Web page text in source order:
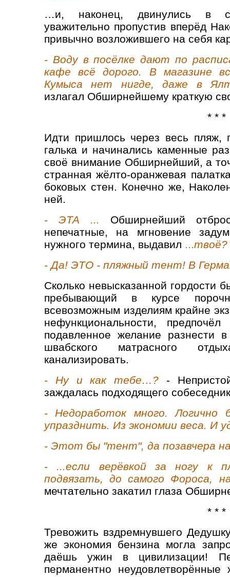
…и, наконец, двинулись в
уважительно пропустив вперёд
привычно возложившего на себя
- Воду в посёлке дают по
кафе всё дорого. В магазине
Кумыса нет нигде, даже в
излагал Обширнейшему краткую
* * *
Идти пришлось через весь пляж,
галька и начинались каменные
своё внимание Обширнейший, а
странная жёлто-оранжевая
боковых стен. Конечно же,
ней.
- ЭТА ...
Обширнейший
непечатные, на мгновение
нужного термина, выдавил ...твоё?
- Да! ЭТО - пляжный тент! В
Сколько невысказанной гордости
пребывающий в курсе
всевозможным изделиям крайне
нефункциональности,
подавленное желание разнести
швабского матрасного
канализировать.
- Ну и как тебе…? -
заждалась подходящего
- Недоработок много.
упразднить. Из экономии веса. И
- Этот бы "тент", да позавчера
- ...если верёвкой за ногу к
подвязать, до самого Фороса,
мечтательно закатил глаза
* * *
Тревожить вздремнувшего
же экономия бензина могла
даёшь ужин в цивилизации!
перманентно